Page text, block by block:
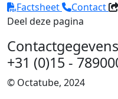
Factsheet
Contact
Deel deze pagina
Contactgegevens
+31 (0)15 -
© Octatube, 2024